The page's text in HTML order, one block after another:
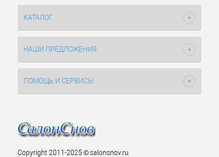
КАТАЛОГ
НАШИ ПРЕДЛОЖЕНИЯ
ПОМОЩЬ И СЕРВИСЫ
Copyright 2011-2025 © salonsnov.ru